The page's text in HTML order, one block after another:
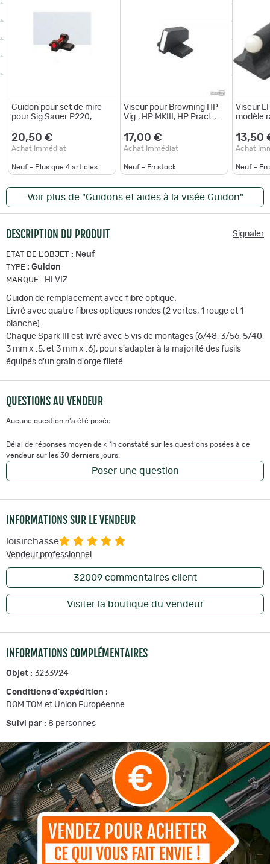
Guidon pour set de mire
pour Sig Sauer P220,
(NO X) - 6F Type - LPA
SIGHTS
20,50 €
Achat Immédiat
Neuf - Plus que 4 articles
Viseur pour Browning HP
Vig., HP MKIII, HP Pract.,
17,00 €
Achat Immédiat
Neuf - En stock
Viseur
modèle
RC90 -
(.393)
13,50
Achat
Neuf - En
Voir plus de "Guidons et aides à la visée Guidon"
DESCRIPTION DU PRODUIT Signaler
ETAT DE L'OBJET : Neuf
TYPE : Guidon
MARQUE : HI VIZ
Guidon de remplacement avec fibre optique.
Livré avec quatre fibres optiques rondes (2 vertes, 1 rouge et 1
blanche).
Chaque Spark III est livré avec 5 vis de montages (6/48, 3/56, 5/40,
3 mm x .5, et 3 mm x .6), pour s'adapter à la majorité des fusils
équipés d'un grain d'orge fileté.
QUESTIONS AU VENDEUR
Aucune question n'a été posée
Délai de réponses moyen de < 1h constaté sur les questions posées à ce
vendeur sur les 30 derniers jours.
Poser une question
INFORMATIONS SUR LE VENDEUR
loisirchasse
Vendeur professionnel
32009commentaires client
Visiter la boutique du vendeur
INFORMATIONS COMPLÉMENTAIRES
Objet : 3233924
Conditions d'expédition :
DOM TOM et Union Européenne
Suivi par : 8 personnes